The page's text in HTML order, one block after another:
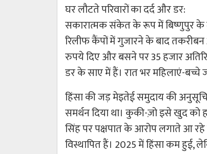
घर लौटते परिवारों का दर्द और डर:
सकारात्मक संकेत के रूप में बिष्णुपुर के
रिलीफ कैंपों में गुजारने के बाद तकरीबन
रुपये दिए और बसने पर 35 हजार
डर के साए में हैं। रात भर महिलाएं-बच्चे
हिंसा की जड़ मेइतेई समुदाय की
समर्थन दिया था। कुकी-ज़ो इसे खुद को
सिंह पर पक्षपात के आरोप लगाते आ
विस्थापित हैं। 2025 में हिंसा कम हुई,